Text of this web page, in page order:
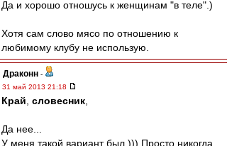
Да и хорошо отношусь к женщинам "в теле".)
Хотя сам слово мясо по отношению к
любимому клубу не использую.
Драконн -
31 май 2013 21:18
Край словесник
Да нее...
У меня такой вариант был.))) Просто никогда